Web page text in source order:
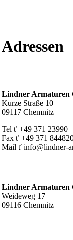
Adressen
Lindner Armaturen
Kurze Straße 10
09117 Chemnitz
Tel ť +49 371 23990
Fax ť +49 371
Mail ť info@lindner-
Lindner Armaturen
Weideweg 17
09116 Chemnitz